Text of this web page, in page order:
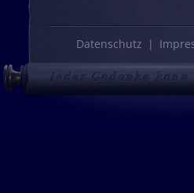
Datenschutz